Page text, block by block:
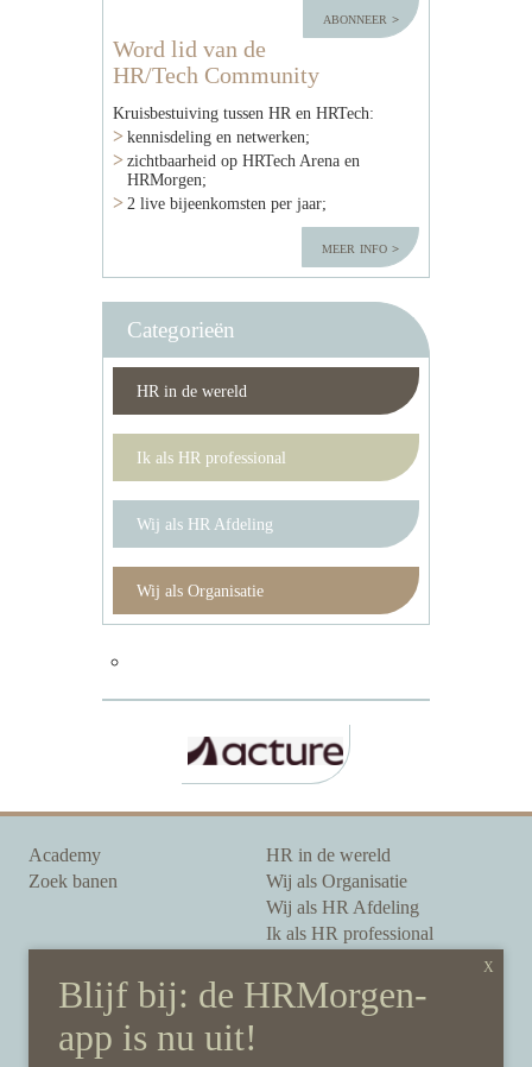
abonneer
Word lid van de
HR/Tech Community
Kruisbestuiving tussen HR en HRTech:
kennisdeling en netwerken;
zichtbaarheid op HRTech Arena en
HRMorgen;
2 live bijeenkomsten per jaar;
meer info
Categorieën
HR in de wereld
Ik als HR professional
Wij als HR Afdeling
Wij als Organisatie
Academy
Zoek banen
HR in de wereld
Wij als Organisatie
Wij als HR Afdeling
Ik als HR professional
Onze auteurs
Onze partners
Sponsoring
Over HRMorgen